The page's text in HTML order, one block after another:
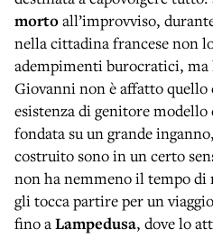
mortoall’improvviso,
nella cittadina francese non
adempimenti burocratici, ma
Giovanni non è affatto quello
esistenza di genitore modello
fondata su un grande
costruito sono in un certo
non ha nemmeno il tempo
gli tocca partire per un
fino aLampedusa, dove lo